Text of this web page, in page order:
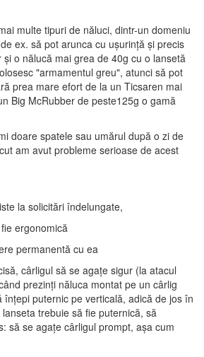
multe tipuri de năluci, dintr-un domeniu
ex. să pot arunca cu ușurință și precis
o nălucă mai grea de 40g cu o lansetă
"armamentul greu", atunci să pot
prea mare efort de la un Ticsaren mai
Big McRubber de peste125g o gamă
doare spatele sau umărul după o zi de
am avut probleme serioase de acest
la solicitări îndelungate,
ergonomică
permanentă cu ea
cârligul să se agațe sigur (la atacul
prezinți năluca montat pe un cârlig
înțepi puternic pe verticală, adică de jos în
trebuie să fie puternică, să
să se agațe cârligul prompt, așa cum